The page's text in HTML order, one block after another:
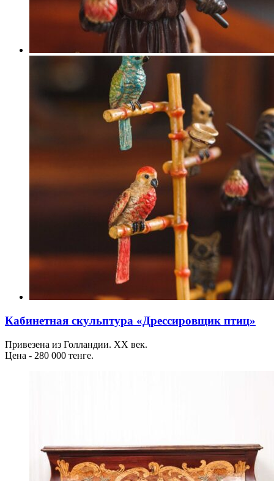
Кабинетная скульптура «Дрессировщик птиц»
Привезена из Голландии. ХХ век.
Цена - 280 000 тенге.